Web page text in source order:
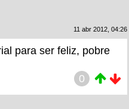
11 abr 2012, 04:26
para ser feliz, pobre
0